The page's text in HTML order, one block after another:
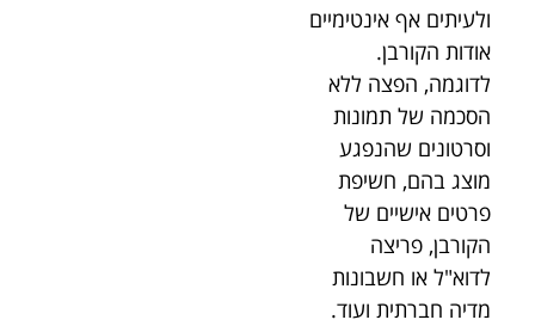
ולעיתים אף אינטימיים
אודות הקורבן.
לדוגמה, הפצה ללא
הסכמה של תמונות
וסרטונים שהנפגע
מוצג בהם, חשיפת
פרטים אישיים של
הקורבן, פריצה
לדוא"ל או חשבונות
מדיה חברתית ועוד.